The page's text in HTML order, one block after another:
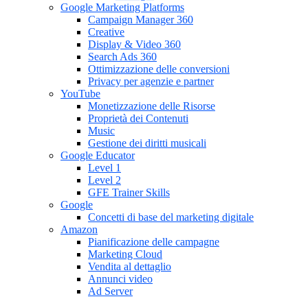
Google Marketing Platforms
Campaign Manager 360
Creative
Display & Video 360
Search Ads 360
Ottimizzazione delle conversioni
Privacy per agenzie e partner
YouTube
Monetizzazione delle Risorse
Proprietà dei Contenuti
Music
Gestione dei diritti musicali
Google Educator
Level 1
Level 2
GFE Trainer Skills
Google
Concetti di base del marketing digitale
Amazon
Pianificazione delle campagne
Marketing Cloud
Vendita al dettaglio
Annunci video
Ad Server